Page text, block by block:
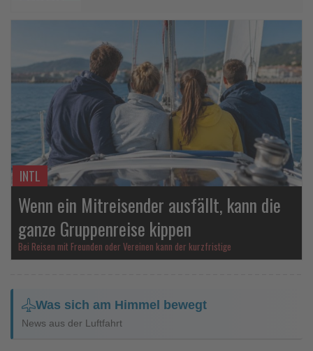
München, welches entschied, dass ein Ehepaar keinen Anspruch
auf vollständige Erstattung einer Kreuzfahrt hat, wenn der
Personalausweis kurz vor Reisebeginn gestohlen wird.
INTL
Wenn ein Mitreisender ausfällt, kann die
ganze Gruppenreise kippen
Bei Reisen mit Freunden oder Vereinen kann der kurzfristige
Was sich am Himmel bewegt
News aus der Luftfahrt